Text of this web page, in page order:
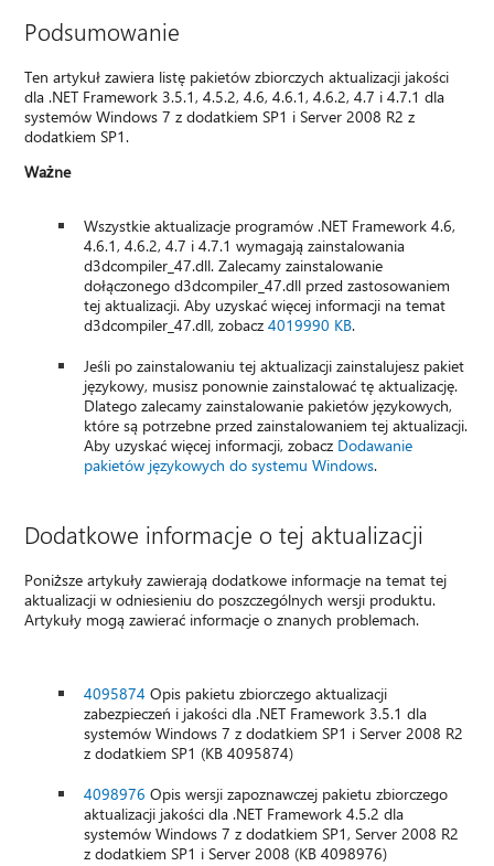
Podsumowanie
Ten artykuł zawiera listę pakietów zbiorczych aktualizacji jakości
dla .NET Framework 3.5.1, 4.5.2, 4.6, 4.6.1, 4.6.2, 4.7 i 4.7.1 dla
systemów Windows 7 z dodatkiem SP1 i Server 2008 R2 z
dodatkiem SP1.
Ważne
Wszystkie aktualizacje programów .NET Framework 4.6,
4.6.1, 4.6.2, 4.7 i 4.7.1 wymagają zainstalowania
d3dcompiler_47.dll. Zalecamy zainstalowanie
dołączonego d3dcompiler_47.dll przed zastosowaniem
tej aktualizacji. Aby uzyskać więcej informacji na temat
d3dcompiler_47.dll, zobacz4019990 KB.
Jeśli po zainstalowaniu tej aktualizacji zainstalujesz pakiet
językowy, musisz ponownie zainstalować tę aktualizację.
Dlatego zalecamy zainstalowanie pakietów językowych,
które są potrzebne przed zainstalowaniem tej aktualizacji.
Aby uzyskać więcej informacji, zobacz Dodawanie
pakietów językowych do systemu Windows.
Dodatkowe informacje o tej aktualizacji
Poniższe artykuły zawierają dodatkowe informacje na temat tej
aktualizacji w odniesieniu do poszczególnych wersji produktu.
Artykuły mogą zawierać informacje o znanych problemach.
4095874 Opis pakietu zbiorczego aktualizacji
zabezpieczeń i jakości dla .NET Framework 3.5.1 dla
systemów Windows 7 z dodatkiem SP1 i Server 2008 R2
z dodatkiem SP1 (KB 4095874)
4098976 Opis wersji zapoznawczej pakietu zbiorczego
aktualizacji jakości dla .NET Framework 4.5.2 dla
systemów Windows 7 z dodatkiem SP1, Server 2008 R2
z dodatkiem SP1 i Server 2008 (KB 4098976)